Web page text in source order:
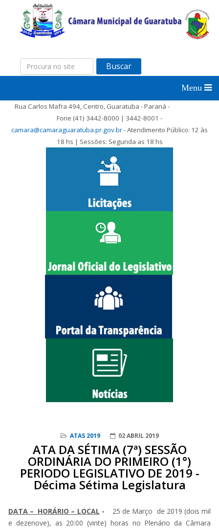
Buscar
Rua Carlos Mafra 494, Centro, Guaratuba - Paraná -
Fone (41) 3442-8000 | 3442-8001 -
camara@camaraguaratuba.pr.gov.br- Atendimento Público: 12 às
18 hs | Sessões: Segunda as 18 hs
ATAS 2019 02 ABRIL 2019
ATA DA SÉTIMA (7ª) SESSÃO
ORDINÁRIA DO PRIMEIRO (1°)
PERIODO LEGISLATIVO DE 2019 -
Décima Sétima Legislatura
DATA – HORÁRIO – LOCAL -
25 de Março de 2019 (dois mil
e dezenove), as 20:00 (vinte) horas no Plenário da Câmara